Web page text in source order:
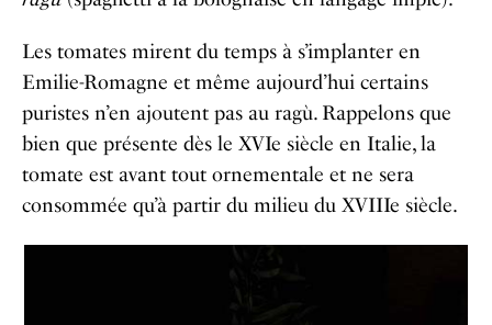
Les tomates mirent du temps à s’implanter en
Emilie-Romagne et même aujourd’hui certains
puristes n’en ajoutent pas au ragù. Rappelons que
bien que présente dès le XVIe siècle en Italie, la
tomate est avant tout ornementale et ne sera
consommée qu’à partir du milieu du XVIIIe siècle.